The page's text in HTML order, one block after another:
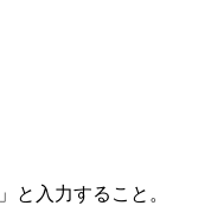
と入力すること。